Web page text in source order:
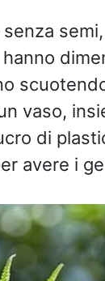
vaso,
di
avere i